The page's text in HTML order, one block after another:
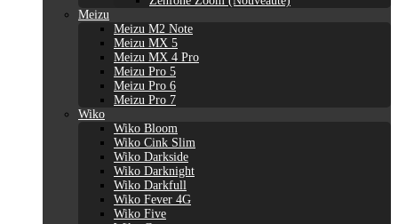
Meizu
Meizu M2 Note
Meizu MX 5
Meizu MX 4 Pro
Meizu Pro 5
Meizu Pro 6
Meizu Pro 7
Wiko
Wiko Bloom
Wiko Cink Slim
Wiko Darkside
Wiko Darknight
Wiko Darkfull
Wiko Fever 4G
Wiko Five